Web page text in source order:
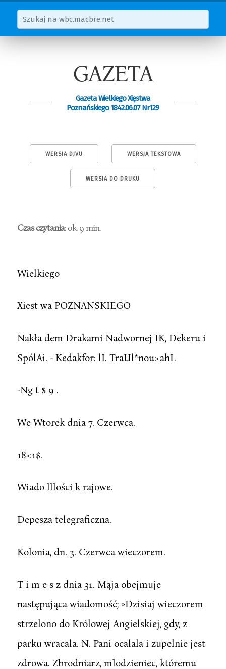
GAZETA
Gazeta Wielkiego Xięstwa
Poznańskiego 1842.06.07 Nr129
WERSJA DJVU WERSJA TEKSTOWA
WERSJA DO DRUKU
Czas czytania: ok. 9 min.
Wielkiego
Xiest wa POZNANSKIEGO
Nakła dem Drakami Nadwornej IK, Dekeru i
SpólAi. - Kedakfor: lI. TraUl*nou>ahL
-Ng t $ 9 .
We Wtorek dnia 7. Czerwca.
18<1$.
Wiado lllości k rajowe.
Depesza telegraficzna.
Kolonia, dn. 3. Czerwca wieczorem.
T i m e s z dnia 31. Mąja obejmuje
następująca wiadomość; »Dzisiaj wieczorem
strzelono do Królowej Angielskiej, gdy, z
parku wracala. N. Pani ocalala i zupelnie jest
zdrowa. Zbrodniarz, mlodzieniec, któremu